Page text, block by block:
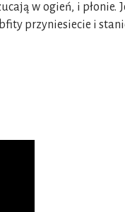
w ogień, i płonie.
przyniesiecie i